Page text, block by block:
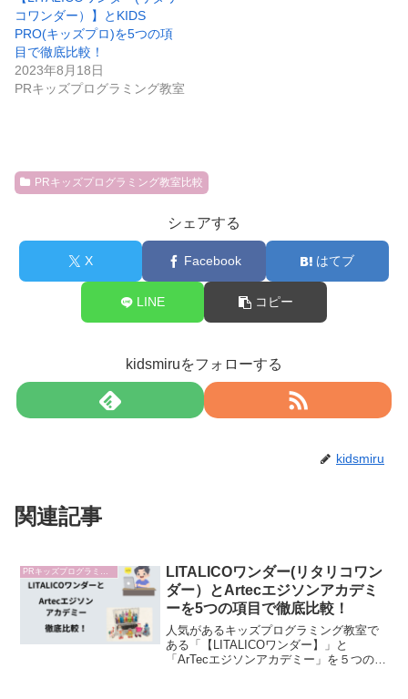
コワンダー）】とKIDS
PRO(キッズプロ)を5つの項
目で徹底比較！
2023年8月18日
PRキッズプログラミング教室
PRキッズプログラミング教室比較
シェアする
X Facebook はてブ
LINE コピー
kidsmiruをフォローする
kidsmiru
関連記事
LITALICOワンダー(リタリコワン
ダー）とArtecエジソンアカデミ
ーを5つの項目で徹底比較！
人気があるキッズプログラミング教室で
ある「【LITALICOワンダー】」と
「ArTecエジソンアカデミー」を５つの項